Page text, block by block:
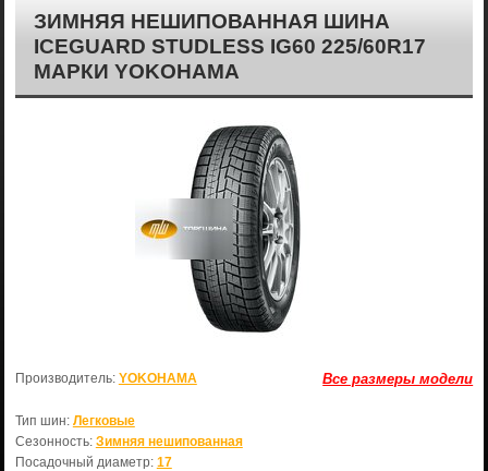
ЗИМНЯЯ НЕШИПОВАННАЯ ШИНА
ICEGUARD STUDLESS IG60 225/60R17
МАРКИ YOKOHAMA
Все размеры модели
Производитель: YOKOHAMA
Тип шин: Легковые
Сезонность: Зимняя нешипованная
Посадочный диаметр: 17